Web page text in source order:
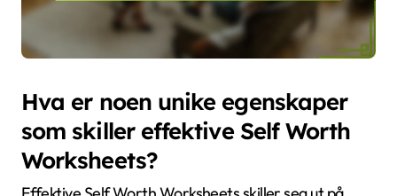
Hva er noen unike egenskaper
som skiller effektive Self Worth
Worksheets?